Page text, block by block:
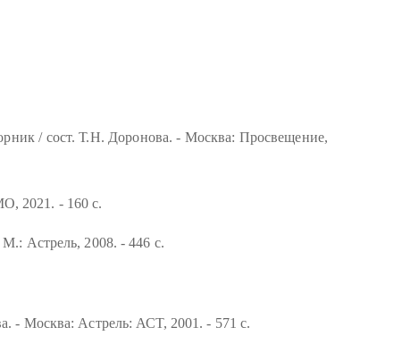
/ сост. Т.Н. Доронова. - Москва: Просвещение,
2021. - 160 с.
Астрель, 2008. - 446 с.
- Москва: Астрель: АСТ, 2001. - 571 с.